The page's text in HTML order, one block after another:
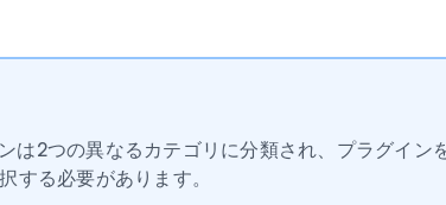
は2つの異なるカテゴリに分類され、プラグイン
する必要があります。